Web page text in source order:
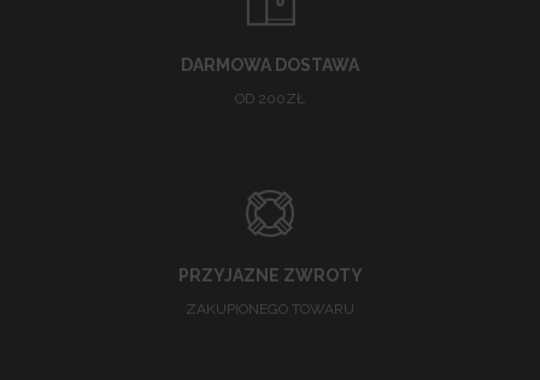
DARMOWA DOSTAWA
OD 200ZŁ
PRZYJAZNE ZWROTY
ZAKUPIONEGO TOWARU